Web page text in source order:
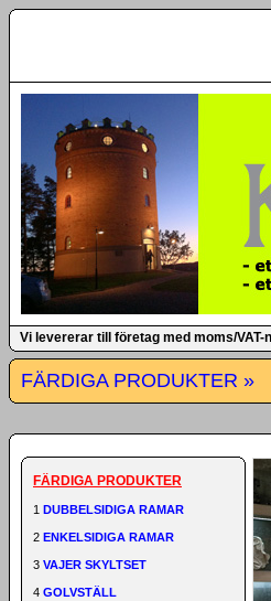
Vi levererar till företag med moms/VAT-
FÄRDIGA PRODUKTER »
FÄRDIGA PRODUKTER
1 DUBBELSIDIGA RAMAR
2 ENKELSIDIGA RAMAR
3 VAJER SKYLTSET
4 GOLVSTÄLL